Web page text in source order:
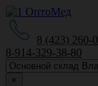
8 (423) 260-
8-914-329-38-80
×